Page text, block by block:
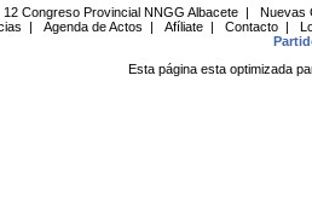
12 Congreso Provincial NNGG Albacete |
Nuevas
| Agenda de Actos | Afíliate | Contacto |
Esta página esta optimizada